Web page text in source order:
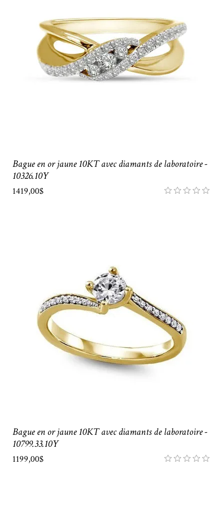
Bague en or jaune 10KT avec diamants de laboratoire -
10326.10Y
1419,00$
Bague en or jaune 10KT avec diamants de laboratoire -
10799.33.10Y
1199,00$